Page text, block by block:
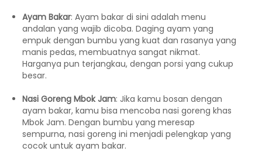
Ayam Bakar: Ayam bakar di sini adalah menu
andalan yang wajib dicoba. Daging ayam yang
empuk dengan bumbu yang kuat dan rasanya yang
manis pedas, membuatnya sangat nikmat.
Harganya pun terjangkau, dengan porsi yang cukup
besar.
Nasi Goreng Mbok Jam: Jika kamu bosan dengan
ayam bakar, kamu bisa mencoba nasi goreng khas
Mbok Jam. Dengan bumbu yang meresap
sempurna, nasi goreng ini menjadi pelengkap yang
cocok untuk ayam bakar.